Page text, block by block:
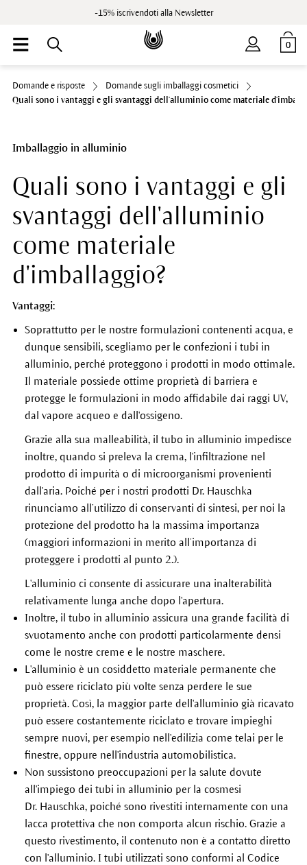
-15% iscrivendoti alla Newsletter
0
Domande e risposte
Domande sugli imballaggi cosmetici
Quali sono i vantaggi e gli svantaggi dell'alluminio come materiale
Imballaggio in alluminio
Quali sono i vantaggi e gli
svantaggi dell'alluminio
come materiale
d'imballaggio?
Vantaggi:
Soprattutto per le nostre formulazioni contenenti acqua, e
dunque sensibili, scegliamo per le confezioni i tubi in
alluminio, perché proteggono i prodotti in modo ottimale.
Il materiale possiede ottime proprietà di barriera e
protegge le formulazioni in modo affidabile dai raggi UV,
dal vapore acqueo e dall'ossigeno.
Grazie alla sua malleabilità, il tubo in alluminio impedisce
inoltre, quando si preleva la crema, l'infiltrazione nel
prodotto di impurità o di microorganismi provenienti
dall'aria. Poiché per i nostri prodotti Dr. Hauschka
rinunciamo all’utilizzo di conservanti di sintesi, per noi la
protezione del prodotto ha la massima importanza
(maggiori informazioni in merito all’importanza di
proteggere i prodotti al punto 2.).
L'alluminio ci consente di assicurare una inalterabilità
relativamente lunga anche dopo l'apertura.
Inoltre, il tubo in alluminio assicura una grande facilità di
svuotamento anche con prodotti particolarmente densi
come le nostre creme e le nostre maschere.
L'alluminio è un cosiddetto materiale permanente che
può essere riciclato più volte senza perdere le sue
proprietà. Così, la maggior parte dell'alluminio già ricavato
può essere costantemente riciclato e trovare impieghi
sempre nuovi, per esempio nell'edilizia come telai per le
finestre, oppure nell'industria automobilistica.
Non sussistono preoccupazioni per la salute dovute
all'impiego dei tubi in alluminio per la cosmesi
Dr. Hauschka, poiché sono rivestiti internamente con una
lacca protettiva che non comporta alcun rischio. Grazie a
questo rivestimento, il contenuto non è a contatto diretto
con l'alluminio. I tubi utilizzati sono conformi al Codice